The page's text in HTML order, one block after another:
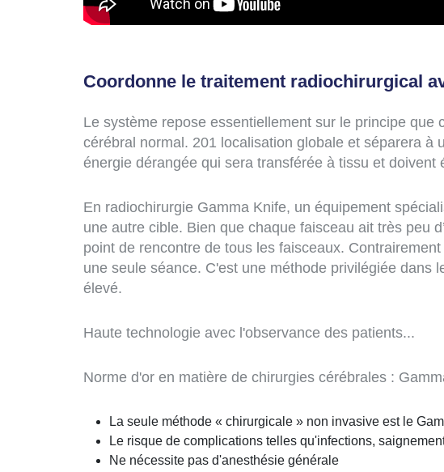
Coordonne le traitement radiochirurgical
Le système repose essentiellement sur le principe
cérébral normal. 201 localisation globale et séparera
énergie dérangée qui sera transférée à tissu et doivent
En radiochirurgie Gamma Knife, un équipement
une autre cible. Bien que chaque faisceau ait très peu
point de rencontre de tous les faisceaux.
une seule séance. C'est une méthode privilégiée dans
élevé.
Haute technologie avec l'observance des patients...
Norme d'or en matière de chirurgies cérébrales :
La seule méthode « chirurgicale » non invasive est le
Le risque de complications telles qu'infections,
Ne nécessite pas d'anesthésie générale